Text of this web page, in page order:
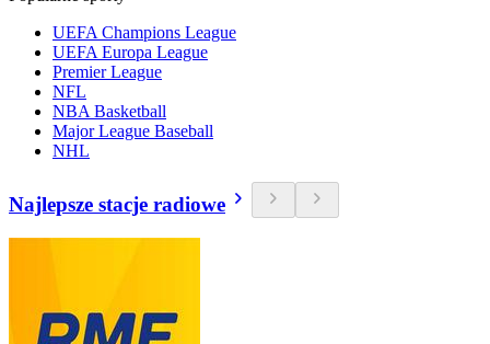
UEFA Champions League
UEFA Europa League
Premier League
NFL
NBA Basketball
Major League Baseball
NHL
Najlepsze stacje radiowe